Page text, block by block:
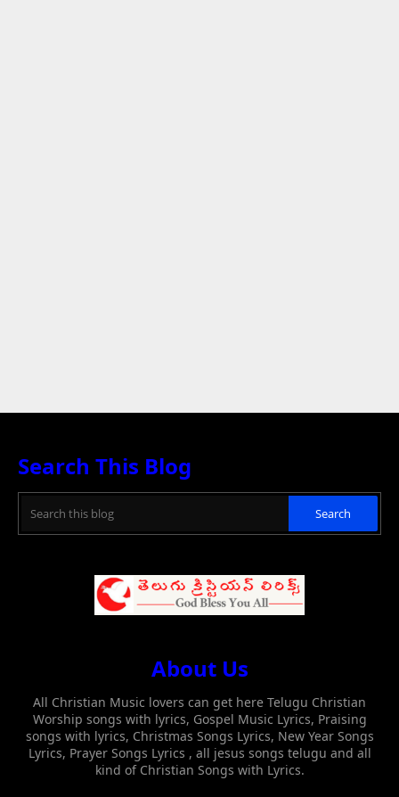
Search This Blog
About Us
All Christian Music lovers can get here Telugu Christian
Worship songs with lyrics, Gospel Music Lyrics, Praising
songs with lyrics, Christmas Songs Lyrics, New Year Songs
Lyrics, Prayer Songs Lyrics , all jesus songs telugu and all
kind of Christian Songs with Lyrics.